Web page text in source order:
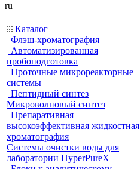
ru
Каталог
Флэш-хроматография
Автоматизированная
пробоподготовка
Проточные микрореакторные
системы
Пептидный синтез
Микроволновый синтез
Препаративная
высокоэффективная жидкостная
хроматография
Системы очистки воды для
лаборатории HyperPureX